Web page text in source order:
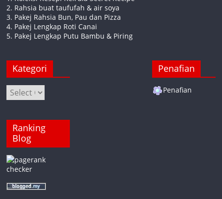
2. Rahsia buat taufufah & air soya
3. Pakej Rahsia Bun, Pau dan Pizza
4. Pakej Lengkap Roti Canai
5. Pakej Lengkap Putu Bambu & Piring
Kategori
Kategori
Ranking
Blog
Penafian
Penafian